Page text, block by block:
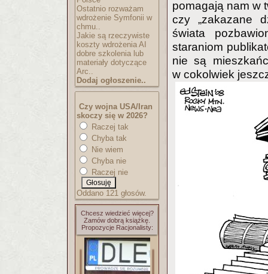
Ostatnio rozważam
wdrożenie Symfonii w
chmu..
Jakie są rzeczywiste
koszty wdrożenia AI
dobre szkolenia lub
materiały dotyczące
Arc..
Dodaj ogłoszenie..
Czy wojna USA/Iran
skoczy się w 2026?
Raczej tak
Chyba tak
Nie wiem
Chyba nie
Raczej nie
Oddano 121 głosów.
Chcesz wiedzieć więcej?
Zamów dobrą książkę.
Propozycje Racjonalisty:
pomagają nam w
czy „zakazane
świata
staraniom
nie są
w cokolwiek